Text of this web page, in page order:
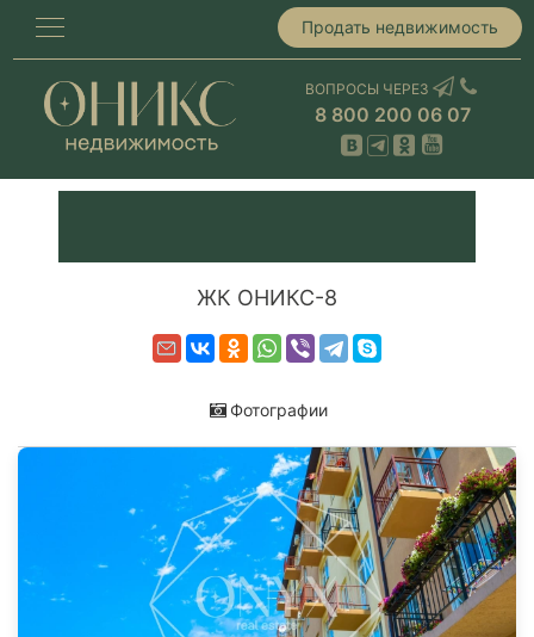
Продать недвижимость
ВОПРОСЫ ЧЕРЕЗ
8 800 200 06 07
ЖК ОНИКС-8
Фотографии